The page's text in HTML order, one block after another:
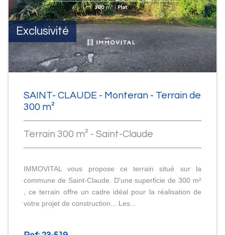
Exclusivité
SAINT- CLAUDE - Monteran - Terrain de
300 m²
Terrain 300 m² - Saint-Claude
IMMOVITAL vous propose ce terrain situé sur la
commune de Saint-Claude. D'une superficie de 300 m²
, ce terrain offre un cadre idéal pour la réalisation de
votre projet de construction... Les...